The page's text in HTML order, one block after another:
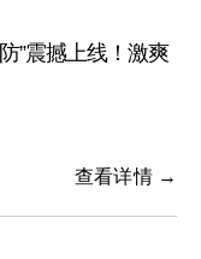
”震撼上线！激爽
查看详情 →